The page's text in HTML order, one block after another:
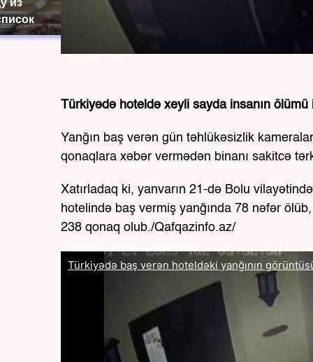
из
Türkiyədə hoteldə xeyli sayda insanın ölümü
Yanğın baş verən gün təhlükəsizlik
qonaqlara xəbər vermədən binanı sakitcə
Xatırladaq ki, yanvarın 21-də Bolu
hotelində baş vermiş yanğında 78 nəfər
238 qonaq olub./Qafqazinfo.az/